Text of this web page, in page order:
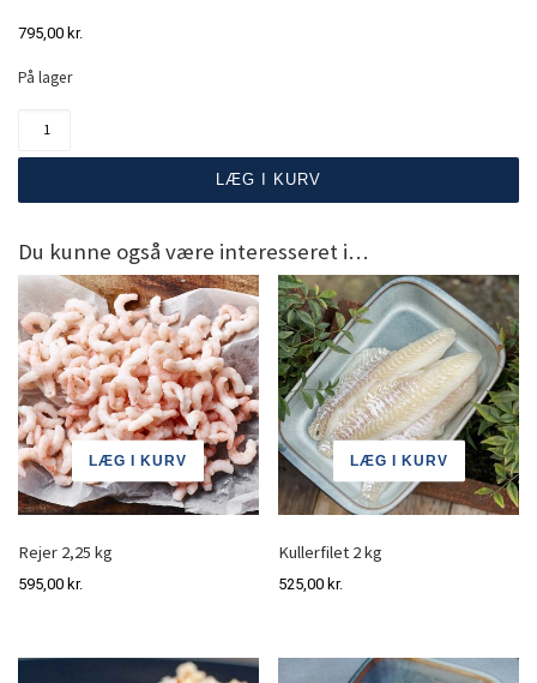
795,00 kr.
På lager
LÆG I KURV
Du kunne også være interesseret i…
Rejer 2,25 kg
595,00 kr.
LÆG I KURV
Kullerfilet 2 kg
525,00 kr.
LÆG I KURV